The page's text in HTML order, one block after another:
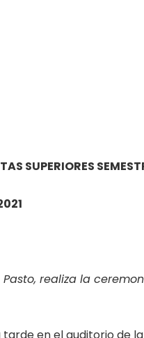
SUPERIORES
Pasto, realiza la